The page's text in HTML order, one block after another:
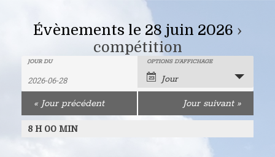
Évènements le 28 juin 2026 ›
compétition
Recherche
et
navigation
Rechercher
Évènements
JOUR DU
Navigation
de
vues
OPTIONS D’AFFICHAGE
Jour
«Jour précédent Jour suivant »
8 H 00 MIN